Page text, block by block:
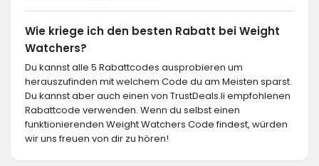
Wie kriege ich den besten Rabatt bei Weight
Watchers?
Du kannst alle 5 Rabattcodes ausprobieren um
herauszufinden mit welchem Code du am Meisten sparst.
Du kannst aber auch einen von TrustDeals.li empfohlenen
Rabattcode verwenden. Wenn du selbst einen
funktionierenden Weight Watchers Code findest, würden
wir uns freuen von dir zu hören!